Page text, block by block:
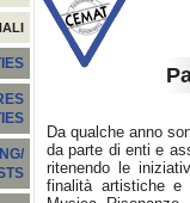
Da qualche anno
da parte di enti e
ritenendo le
finalità artistiche